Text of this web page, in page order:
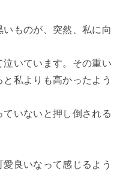
ものが、突然、私に向
いています。その重い
私よりも高かったよう
いないと押し倒される
良いなって感じるよう